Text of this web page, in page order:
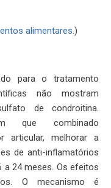
alimentares.)
para o tratamento
não mostram
de condroitina.
que combinado
articular, melhorar a
de anti-inflamatórios
a 24 meses. Os efeitos
O mecanismo é